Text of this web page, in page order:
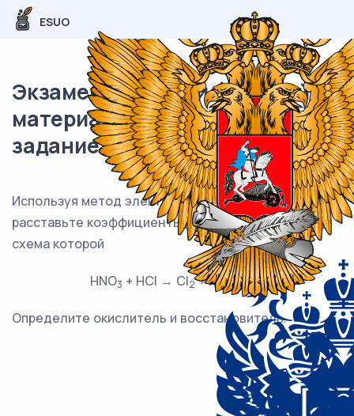
ESUO
Экзаменационный (типовой)
материал ОГЭ / Химия / 20
задание (24) / 72
Используя метод электронного баланса,
расставьте коэффициенты в уравнении реакции,
схема которой
HNO3 + HCl → Cl2+ NO + H2O
Определите окислитель и восстановитель.